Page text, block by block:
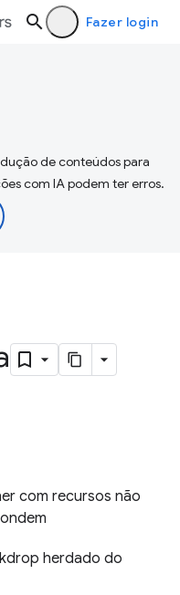
Fazer login
de conteúdos para
com IA podem ter erros.
com recursos não
herdado do